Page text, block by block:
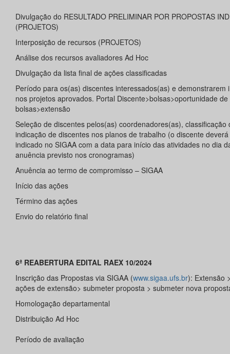
Divulgação do RESULTADO PRELIMINAR POR PROPOSTAS
(PROJETOS)
Interposição de recursos (PROJETOS)
Análise dos recursos avaliadores Ad Hoc
Divulgação da lista final de ações classificadas
Período para os(as) discentes interessados(as) e demonstrarem
nos projetos aprovados. Portal Discente>bolsas>oportunidade de
bolsas>extensão
Seleção de discentes pelos(as) coordenadores(as), classificação
indicação de discentes nos planos de trabalho (o discente
indicado no SIGAA com a data para início das atividades no dia
anuência previsto nos cronogramas)
Anuência ao termo de compromisso – SIGAA
Início das ações
Término das ações
Envio do relatório final
6ª REABERTURA EDITAL RAEX 10/2024
Inscrição das Propostas via SIGAA (www.sigaa.ufs.br): Extensão
ações de extensão> submeter proposta > submeter nova
Homologação departamental
Distribuição Ad Hoc
Período de avaliação